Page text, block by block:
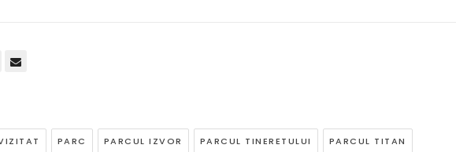
PARC PARCUL IZVOR PARCUL TINERETULUI PARCUL TITAN